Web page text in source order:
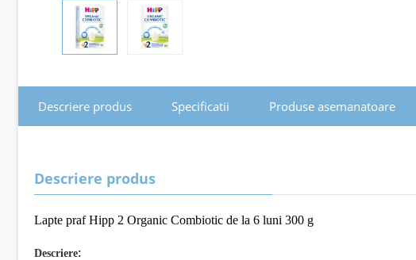
Descriere produs Specificatii Produse asemanatoare
Descriere produs
Lapte praf Hipp 2 Organic Combiotic de la 6 luni 300 g
Descriere: